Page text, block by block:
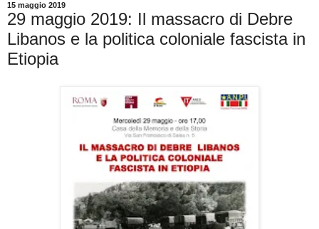
15 maggio 2019
29 maggio 2019: Il massacro di Debre
Libanos e la politica coloniale fascista in
Etiopia